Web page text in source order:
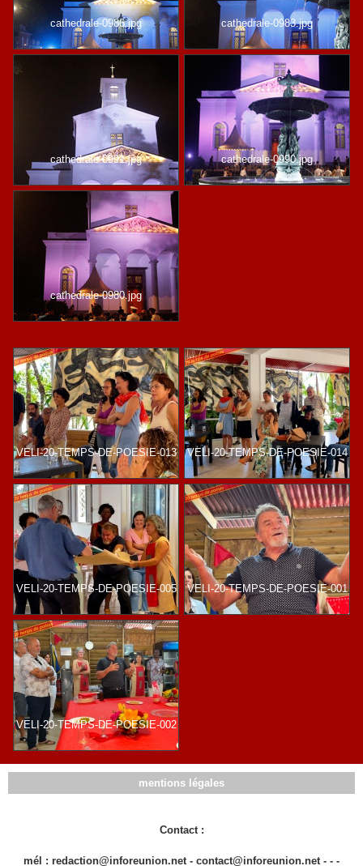
cathedrale-0986.jpg cathedrale-0983.jpg
cathedrale-0991.jpg cathedrale-0990.jpg
cathedrale-0980.jpg
VELI-20-TEMPS-DE-POESIE-013 VELI-20-TEMPS-DE-POESIE-014
VELI-20-TEMPS-DE-POESIE-005 VELI-20-TEMPS-DE-POESIE-001
VELI-20-TEMPS-DE-POESIE-002
mentions légales
Contact :
mél : redaction@inforeunion.net - contact@inforeunion.net - - -